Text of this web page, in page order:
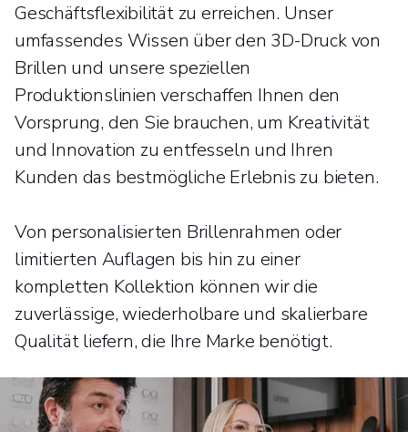
Geschäftsflexibilität zu erreichen. Unser
umfassendes Wissen über den 3D-Druck von
Brillen und unsere speziellen
Produktionslinien verschaffen Ihnen den
Vorsprung, den Sie brauchen, um Kreativität
und Innovation zu entfesseln und Ihren
Kunden das bestmögliche Erlebnis zu bieten.
Von personalisierten Brillenrahmen oder
limitierten Auflagen bis hin zu einer
kompletten Kollektion können wir die
zuverlässige, wiederholbare und skalierbare
Qualität liefern, die Ihre Marke benötigt.